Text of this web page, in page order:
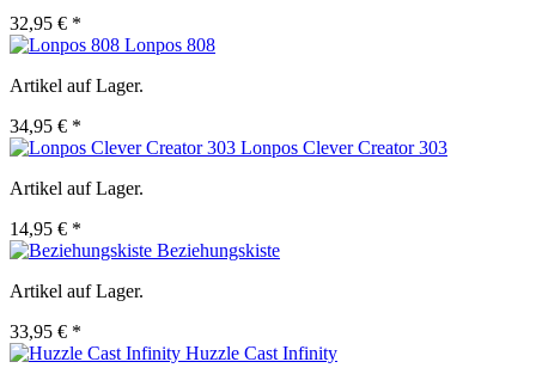
32,95 € *
Lonpos 808
Artikel auf Lager.
34,95 € *
Lonpos Clever Creator 303
Artikel auf Lager.
14,95 € *
Beziehungskiste
Artikel auf Lager.
33,95 € *
Huzzle Cast Infinity